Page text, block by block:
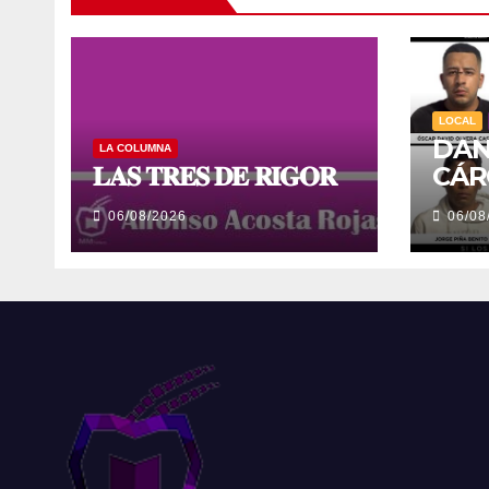
LA COLUMNA
𝐋𝐀𝐒 𝐓𝐑𝐄𝐒 𝐃𝐄 𝐑𝐈𝐆𝐎𝐑
06/08/2026
LOCAL
06/